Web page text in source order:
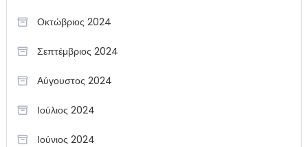
Οκτώβριος 2024
Σεπτέμβριος 2024
Αύγουστος 2024
Ιούλιος 2024
Ιούνιος 2024